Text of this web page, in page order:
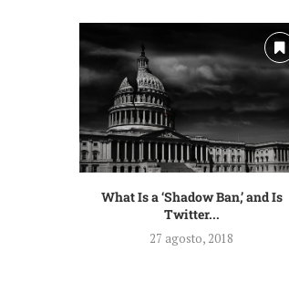
What Is a ‘Shadow Ban,’ and Is
Twitter...
27 agosto, 2018